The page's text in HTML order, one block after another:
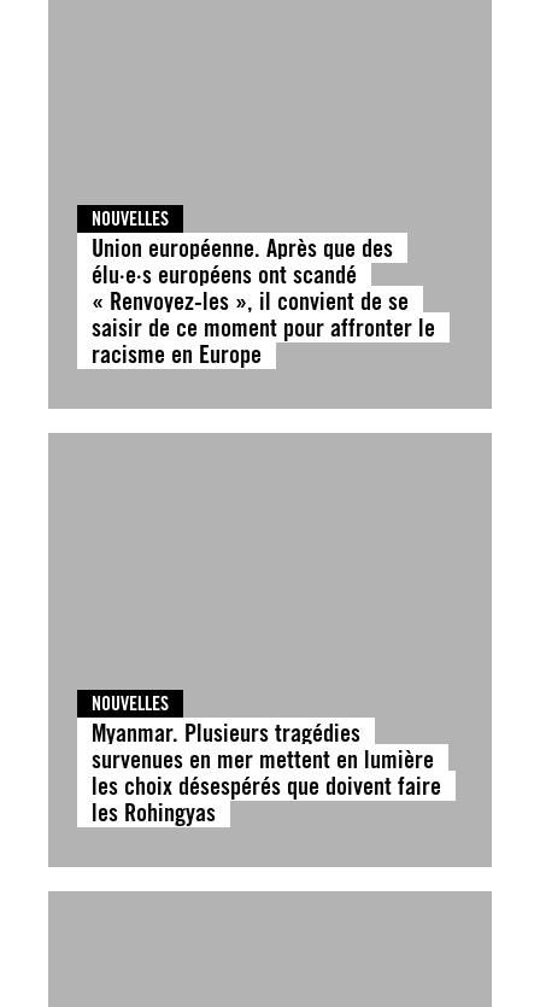
NOUVELLES
Union européenne. Après que des
élu·e·s européens ont scandé
« Renvoyez-les », il convient de se
saisir de ce moment pour affronter le
racisme en Europe
NOUVELLES
Myanmar. Plusieurs tragédies
survenues en mer mettent en lumière
les choix désespérés que doivent faire
les Rohingyas